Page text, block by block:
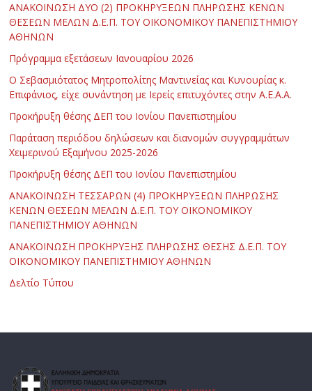
ΑΝΑΚΟΙΝΩΣΗ ΔΥΟ (2) ΠΡΟΚΗΡΥΞΕΩΝ ΠΛΗΡΩΣΗΣ ΚΕΝΩΝ
ΘΕΣΕΩΝ ΜΕΛΩΝ Δ.Ε.Π. ΤΟΥ ΟΙΚΟΝΟΜΙΚΟΥ ΠΑΝΕΠΙΣΤΗΜΙΟΥ
ΑΘΗΝΩΝ
Πρόγραμμα εξετάσεων Ιανουαρίου 2026
Ο Σεβασμιότατος Μητροπολίτης Μαντινείας και Κυνουρίας κ.
Επιφάνιος, είχε συνάντηση με Ιερείς επιτυχόντες στην Α.Ε.Α.Α.
Προκήρυξη θέσης ΔΕΠ του Ιονίου Πανεπιστημίου
Παράταση περιόδου δηλώσεων και διανομών συγγραμμάτων
Χειμερινού Εξαμήνου 2025-2026
Προκήρυξη θέσης ΔΕΠ του Ιονίου Πανεπιστημίου
ΑΝΑΚΟΙΝΩΣΗ ΤΕΣΣΑΡΩΝ (4) ΠΡΟΚΗΡΥΞΕΩΝ ΠΛΗΡΩΣΗΣ
ΚΕΝΩΝ ΘΕΣΕΩΝ ΜΕΛΩΝ Δ.Ε.Π. ΤΟΥ ΟΙΚΟΝΟΜΙΚΟΥ
ΠΑΝΕΠΙΣΤΗΜΙΟΥ ΑΘΗΝΩΝ
ΑΝΑΚΟΙΝΩΣΗ ΠΡΟΚΗΡΥΞΗΣ ΠΛΗΡΩΣΗΣ ΘΕΣΗΣ Δ.Ε.Π. ΤΟΥ
ΟΙΚΟΝΟΜΙΚΟΥ ΠΑΝΕΠΙΣΤΗΜΙΟΥ ΑΘΗΝΩΝ
Δελτίο Τύπου